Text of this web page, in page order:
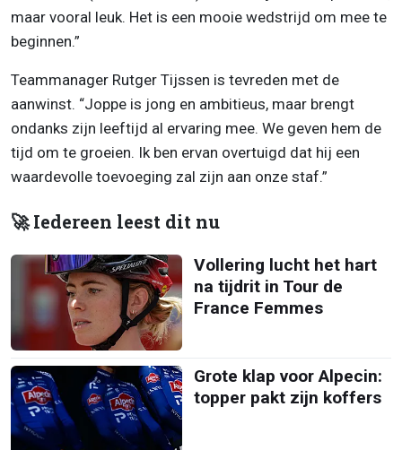
maar vooral leuk. Het is een mooie wedstrijd om mee te
beginnen.”
Teammanager Rutger Tijssen is tevreden met de
aanwinst. “Joppe is jong en ambitieus, maar brengt
ondanks zijn leeftijd al ervaring mee. We geven hem de
tijd om te groeien. Ik ben ervan overtuigd dat hij een
waardevolle toevoeging zal zijn aan onze staf.”
🚀 Iedereen leest dit nu
Vollering lucht het hart
na tijdrit in Tour de
France Femmes
Grote klap voor Alpecin:
topper pakt zijn koffers